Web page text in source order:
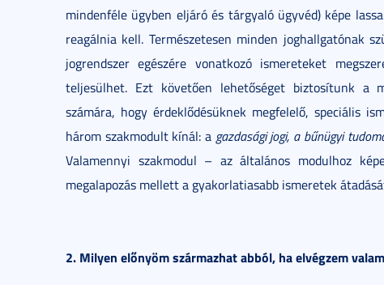
mindenféle ügyben eljáró és tárgyaló ügyvéd) képe
reagálnia kell. Természetesen minden joghallgatónak
jogrendszer egészére vonatkozó ismereteket
teljesülhet. Ezt követően lehetőséget biztosítunk a
számára, hogy érdeklődésüknek megfelelő, speciális
három szakmodult kínál: a gazdasági jogi, a bűnügyi
Valamennyi szakmodul – az általános modulhoz
megalapozás mellett a gyakorlatiasabb ismeretek
2. Milyen előnyöm származhat abból, ha elvégzem